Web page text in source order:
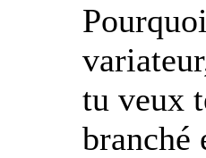
tu veux
branché